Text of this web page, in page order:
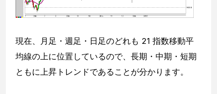
現在、月足・週足・日足のどれも 21 指数移動平
均線の上に位置しているので、長期・中期・短期
ともに上昇トレンドであることが分かります。